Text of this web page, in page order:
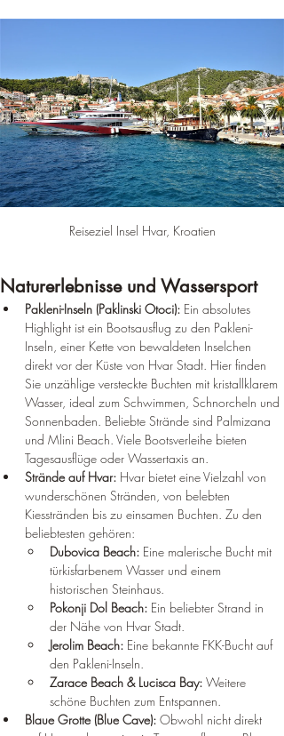
Reiseziel Insel Hvar, Kroatien
Naturerlebnisse und Wassersport
Pakleni-Inseln (Paklinski Otoci): Ein absolutes
Highlight ist ein Bootsausflug zu den Pakleni-
Inseln, einer Kette von bewaldeten Inselchen
direkt vor der Küste von Hvar Stadt. Hier finden
Sie unzählige versteckte Buchten mit kristallklarem
Wasser, ideal zum Schwimmen, Schnorcheln und
Sonnenbaden. Beliebte Strände sind Palmizana
und Mlini Beach. Viele Bootsverleihe bieten
Tagesausflüge oder Wassertaxis an.
Strände auf Hvar: Hvar bietet eine Vielzahl von
wunderschönen Stränden, von belebten
Kiesstränden bis zu einsamen Buchten. Zu den
beliebtesten gehören:
Dubovica Beach: Eine malerische Bucht mit
türkisfarbenem Wasser und einem
historischen Steinhaus.
Pokonji Dol Beach: Ein beliebter Strand in
der Nähe von Hvar Stadt.
Jerolim Beach: Eine bekannte FKK-Bucht auf
den Pakleni-Inseln.
Zarace Beach & Lucisca Bay: Weitere
schöne Buchten zum Entspannen.
Blaue Grotte (Blue Cave): Obwohl nicht direkt